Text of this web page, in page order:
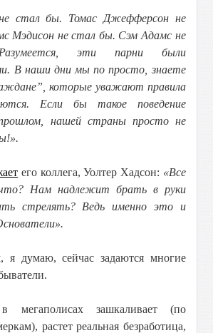
стал бы. Томас Джефферсон не
Мэдисон не стал бы. Сэм Адамс не
эти парни были
В наши дни мы по просто, знаете
которые уважают правила
Если бы такое поведение
прошлом, нашей страны просто не
его коллега, Уолтер Хадсон: «Все
Нам надлежит брать в руки
стрелять? Ведь именно это и
я думаю, сейчас задаются многие
в мегаполисах зашкаливает (по
растет реальная безработица,